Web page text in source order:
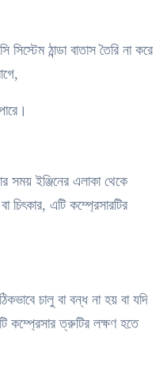
ঠান্ডা বাতাস তৈরি না করে
সময় ইঞ্জিনের এলাকা থেকে
চিৎকার, এটি কম্প্রেসারটির
চালু বা বন্ধ না হয় বা যদি
কম্প্রেসার ত্রুটির লক্ষণ হতে